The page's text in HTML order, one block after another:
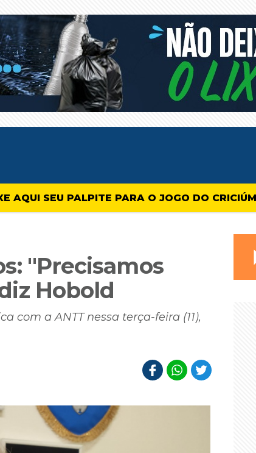
AQUI SEU PALPITE PARA O JOGO DO
"Precisamos
Hobold
com a ANTT nessa terça-feira (11),